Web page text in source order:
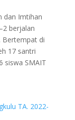
dan Imtihan
berjalan
Bertempat di
17 santri
siswa SMAIT